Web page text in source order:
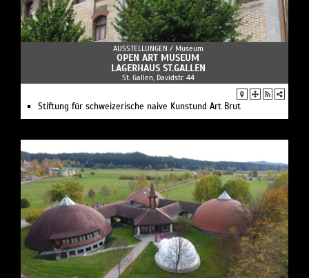
AUSSTELLUNGEN / Museum
OPEN ART MUSEUM
LAGERHAUS ST.GALLEN
St. Gallen, Davidstr. 44
Stiftung für schweizerische naive Kunstund Art Brut